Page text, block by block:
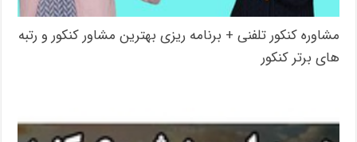
مشاوره کنکور تلفنی + برنامه ریزی بهترین مشاور کنکور و رتبه
های برتر کنکور